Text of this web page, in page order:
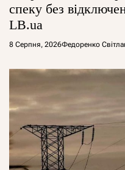
спеку без
LB.ua
8 Серпня, 2026Федоренко